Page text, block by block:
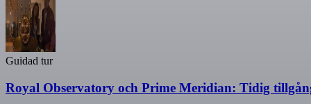
Guidad tur
Royal Observatory och Prime Meridian: Tidig